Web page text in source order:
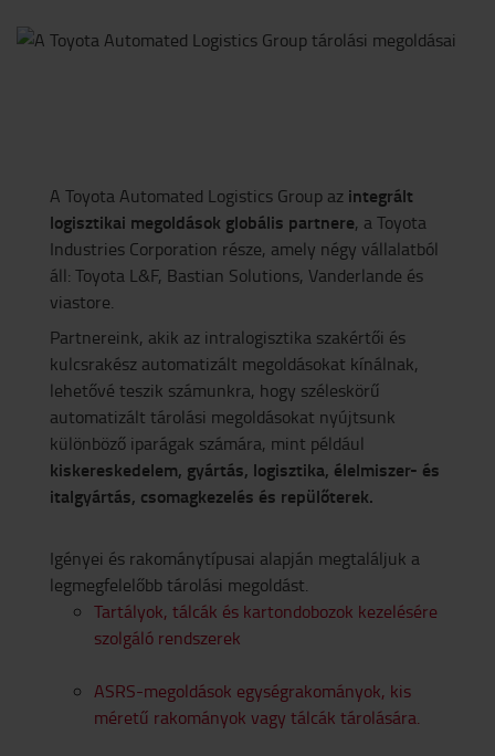
A Toyota Automated Logistics Group az integrált
logisztikai megoldások globális partnere, a Toyota
Industries Corporation része, amely négy vállalatból
áll: Toyota L&F, Bastian Solutions, Vanderlande és
viastore.
Partnereink, akik az intralogisztika szakértői és
kulcsrakész automatizált megoldásokat kínálnak,
lehetővé teszik számunkra, hogy széleskörű
automatizált tárolási megoldásokat nyújtsunk
különböző iparágak számára, mint például
kiskereskedelem, gyártás, logisztika, élelmiszer- és
italgyártás, csomagkezelés és repülőterek.
Igényei és rakománytípusai alapján megtaláljuk a
legmegfelelőbb tárolási megoldást.
Tartályok, tálcák és kartondobozok kezelésére
szolgáló rendszerek
ASRS-megoldások egységrakományok, kis
méretű rakományok vagy tálcák tárolására.